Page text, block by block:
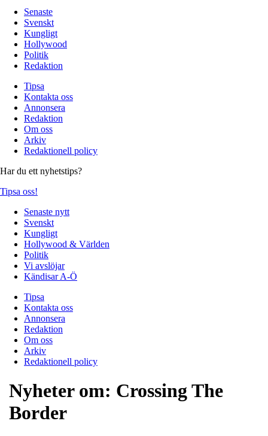
Senaste
Svenskt
Kungligt
Hollywood
Politik
Redaktion
Tipsa
Kontakta oss
Annonsera
Redaktion
Om oss
Arkiv
Redaktionell policy
Har du ett nyhetstips?
Tipsa oss!
Senaste nytt
Svenskt
Kungligt
Hollywood & Världen
Politik
Vi avslöjar
Kändisar A-Ö
Tipsa
Kontakta oss
Annonsera
Redaktion
Om oss
Arkiv
Redaktionell policy
Nyheter om: Crossing The
Border